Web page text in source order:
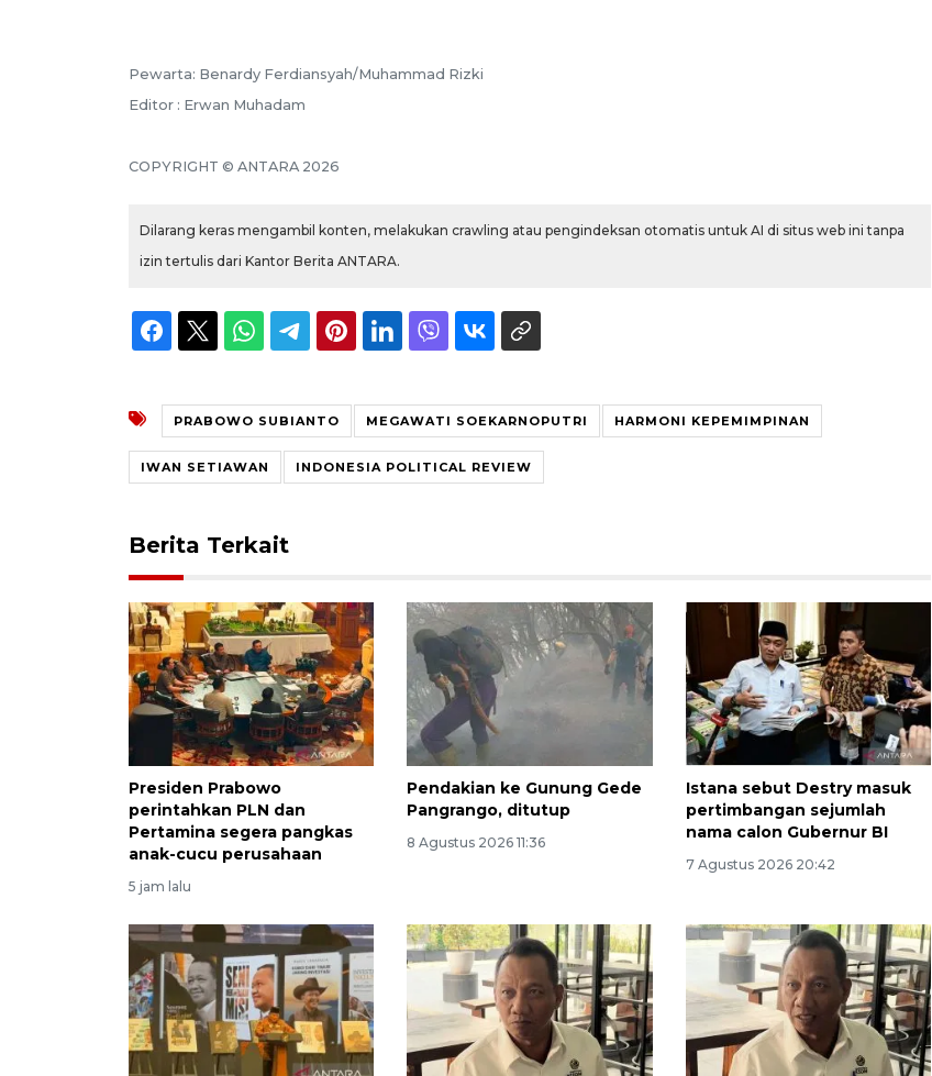
Pewarta: Benardy Ferdiansyah/Muhammad Rizki
Editor : Erwan Muhadam
COPYRIGHT © ANTARA 2026
Dilarang keras mengambil konten, melakukan crawling atau pengindeksan otomatis untuk AI di situs web ini tanpa
izin tertulis dari Kantor Berita ANTARA.
PRABOWO SUBIANTO MEGAWATI SOEKARNOPUTRI HARMONI KEPEMIMPINAN
IWAN SETIAWAN INDONESIA POLITICAL REVIEW
Berita Terkait
Presiden Prabowo
perintahkan PLN dan
Pertamina segera pangkas
anak-cucu perusahaan
5 jam lalu
Pendakian ke Gunung Gede
Pangrango, ditutup
8 Agustus 2026 11:36
Istana sebut Destry masuk
pertimbangan sejumlah
nama calon Gubernur BI
7 Agustus 2026 20:42
Memacu produksi sawit untuk
penuhi kebutuhan
2026-08-09 12:00:00